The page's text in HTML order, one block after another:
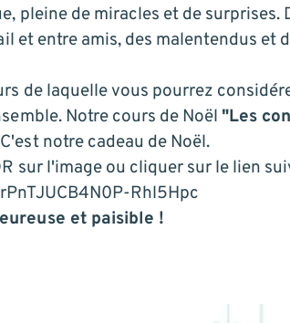
pleine de miracles et de
et entre amis, des malentendus et
de laquelle vous pourrez
Notre cours de Noël "Les
notre cadeau de Noël.
sur l'image ou cliquer sur le lien
Rhl5Hpc
et paisible !